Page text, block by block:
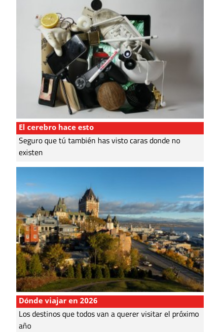
El cerebro hace esto
Seguro que tú también has visto caras donde no
existen
Dónde viajar en 2026
Los destinos que todos van a querer visitar el próximo
año